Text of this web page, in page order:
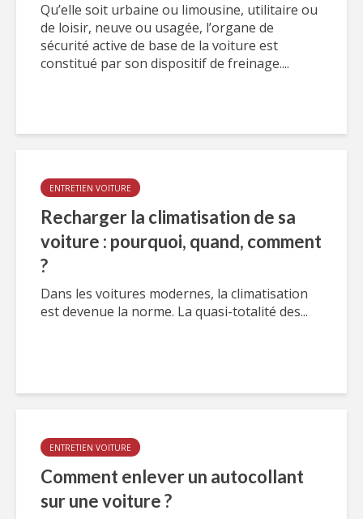
Qu’elle soit urbaine ou limousine, utilitaire ou
de loisir, neuve ou usagée, l’organe de
sécurité active de base de la voiture est
constitué par son dispositif de freinage....
ENTRETIEN VOITURE
Recharger la climatisation de sa
voiture : pourquoi, quand, comment
?
Dans les voitures modernes, la climatisation
est devenue la norme. La quasi-totalité des...
ENTRETIEN VOITURE
Comment enlever un autocollant
sur une voiture ?